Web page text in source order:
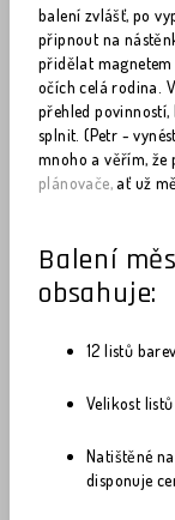
balení zvlášť, po
připnout na
přidělat magnetem
očích celá rodina.
přehled
splnit. (Petr -
mnoho a věřím,
plánovače,ať už
Balení
obsahuje:
12 listů
Velikost
Natištěné
disponuje